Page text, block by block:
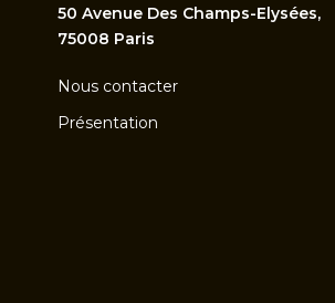
50 Avenue Des Champs-Elysées,
75008 Paris
Nous contacter
Présentation